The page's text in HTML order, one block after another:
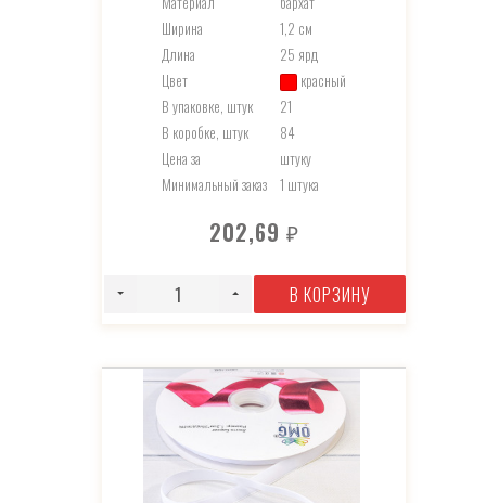
Ширина
1,2 см
Длина
25 ярд
Цвет
красный
В упаковке, штук
21
В коробке, штук
84
Цена за
штуку
Минимальный заказ
1 штука
202,69 ₽
В КОРЗИНУ